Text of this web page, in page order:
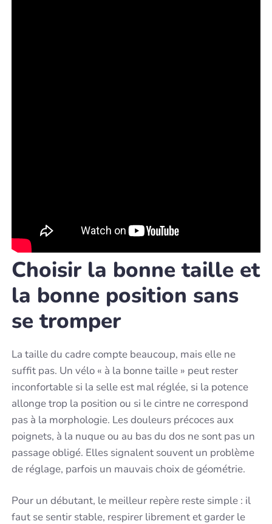
Choisir la bonne taille et
la bonne position sans
se tromper
La taille du cadre compte beaucoup, mais elle ne
suffit pas. Un vélo « à la bonne taille » peut rester
inconfortable si la selle est mal réglée, si la potence
allonge trop la position ou si le cintre ne correspond
pas à la morphologie. Les douleurs précoces aux
poignets, à la nuque ou au bas du dos ne sont pas un
passage obligé. Elles signalent souvent un problème
de réglage, parfois un mauvais choix de géométrie.
Pour un débutant, le meilleur repère reste simple : il
faut se sentir stable, respirer librement et garder le